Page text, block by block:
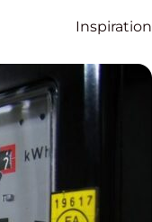
Inspiration